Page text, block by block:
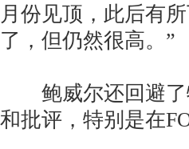
月份见顶，此后有
了，但仍然很高。”
鲍威尔还回避了
和批评，特别是在